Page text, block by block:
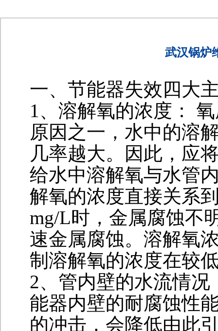
武汉锅炉
一、节能器失效四大
1、溶解氧的浓度：
原因之一，水中的溶
几率越大。因此，应
给水中溶解氧与水管
解氧的浓度直接关系
mg/L时，金属腐蚀不
速金属腐蚀。溶解氧
制溶解氧的浓度在较
2、管内壁的水流情
能器内壁的耐腐蚀性
的冲击，会降低由此